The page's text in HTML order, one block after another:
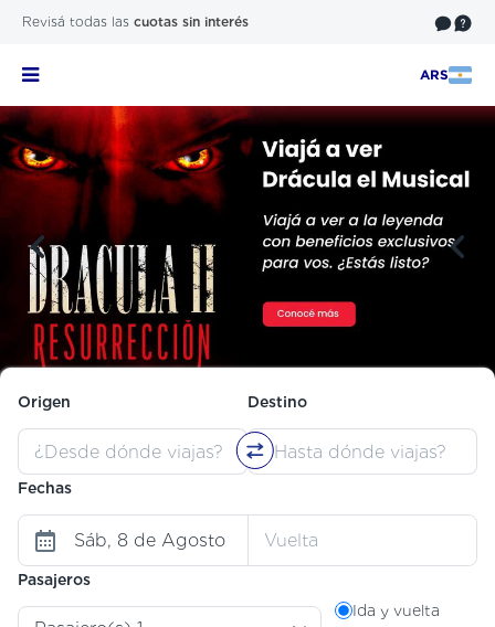
Revisá todas las cuotas sin interés
ARS
Origen Destino
Fechas
Pasajeros
Ida y vuelta